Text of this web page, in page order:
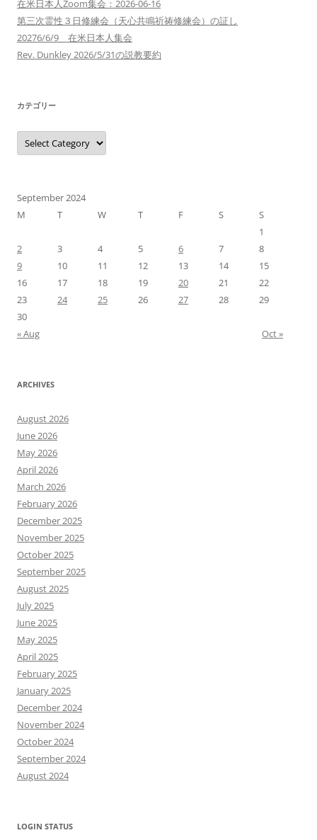
在米日本人Zoom集会：2026-06-16
第三次霊性３日修練会（天心共鳴祈祷修練会）の証し
20276/6/9 在米日本人集会
Rev. Dunkley 2026/5/31の説教要約
カテゴリー
カ
テ
ゴ
September 2024
M
T W T F S
S
1
2
3 4 5 6 7
8
9
10 11 12 13 14
15
16
17 18 19 20 21
22
23
24 25 26 27 28
29
30
« Aug
Oct »
ARCHIVES
August 2026
June 2026
May 2026
April 2026
March 2026
February 2026
December 2025
November 2025
October 2025
September 2025
August 2025
July 2025
June 2025
May 2025
April 2025
February 2025
January 2025
December 2024
November 2024
October 2024
September 2024
August 2024
LOGIN STATUS